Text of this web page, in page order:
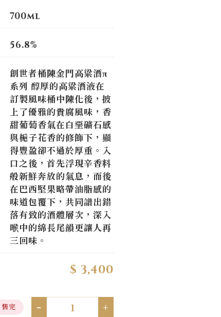
700ml
56.8%
創世者桶陳金門高粱酒π
系列 醇厚的高粱酒液在
訂製風味桶中陳化後，披
上了優雅的貴腐風味，香
甜葡萄香氣在白堊礦石感
與梔子花香的修飾下，顯
得豐盈卻不過於厚重。入
口之後，首先浮現辛香料
般新鮮奔放的氣息，而後
在巴西堅果略帶油脂感的
味道包覆下，共同譜出錯
落有致的酒體層次，深入
喉中的綿長尾韻更讓人再
三回味。
$ 3,400
售完 - +